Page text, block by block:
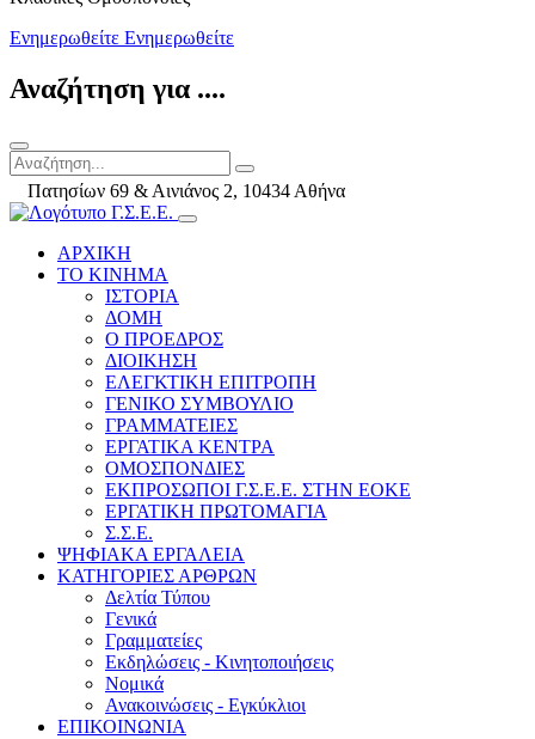
Ενημερωθείτε Ενημερωθείτε
Αναζήτηση για ....
Πατησίων 69 & Αινιάνος 2, 10434 Αθήνα
ΑΡΧΙΚΗ
ΤΟ ΚΙΝΗΜΑ
ΙΣΤΟΡΙΑ
ΔΟΜΗ
Ο ΠΡΟΕΔΡΟΣ
ΔΙΟΙΚΗΣΗ
ΕΛΕΓΚΤΙΚΗ ΕΠΙΤΡΟΠΗ
ΓΕΝΙΚΟ ΣΥΜΒΟΥΛΙΟ
ΓΡΑΜΜΑΤΕΙΕΣ
ΕΡΓΑΤΙΚΑ ΚΕΝΤΡΑ
ΟΜΟΣΠΟΝΔΙΕΣ
ΕΚΠΡΟΣΩΠΟΙ Γ.Σ.Ε.Ε. ΣΤΗΝ ΕΟΚΕ
ΕΡΓΑΤΙΚΗ ΠΡΩΤΟΜΑΓΙΑ
Σ.Σ.Ε.
ΨΗΦΙΑΚΑ ΕΡΓΑΛΕΙΑ
ΚΑΤΗΓΟΡΙΕΣ ΑΡΘΡΩΝ
Δελτία Τύπου
Γενικά
Γραμματείες
Εκδηλώσεις - Κινητοποιήσεις
Νομικά
Ανακοινώσεις - Εγκύκλιοι
ΕΠΙΚΟΙΝΩΝΙΑ